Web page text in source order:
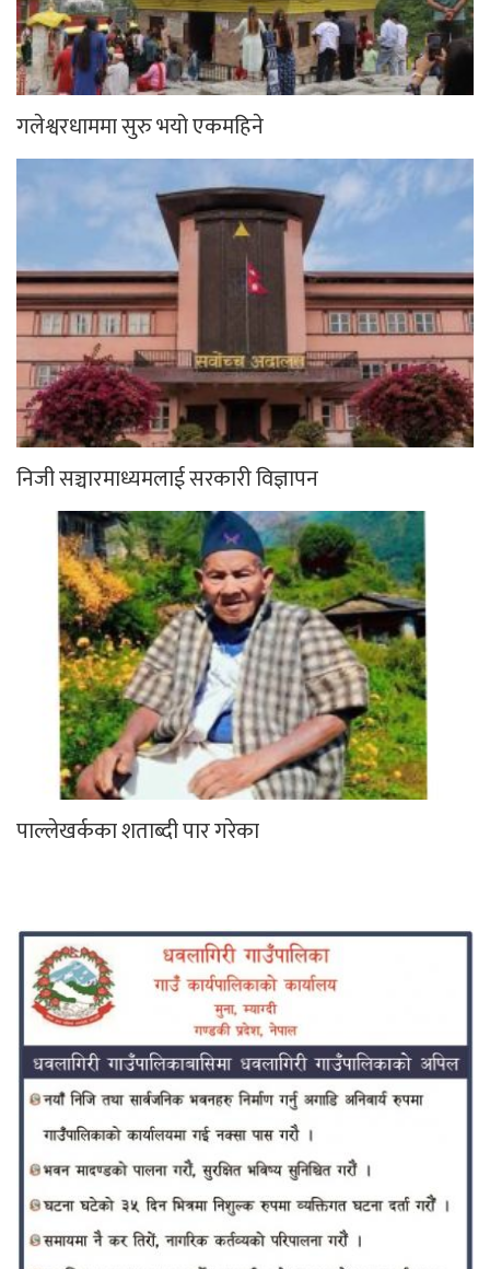
गलेश्वरधाममा सुरु भयो एकमहिने
निजी सञ्चारमाध्यमलाई सरकारी विज्ञापन
पाल्लेखर्कका शताब्दी पार गरेका